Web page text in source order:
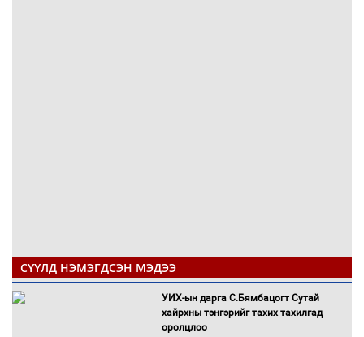
СҮҮЛД НЭМЭГДСЭН МЭДЭЭ
УИХ-ын дарга С.Бямбацогт Сутай
хайрхны тэнгэрийг тахих тахилгад
оролцлоо